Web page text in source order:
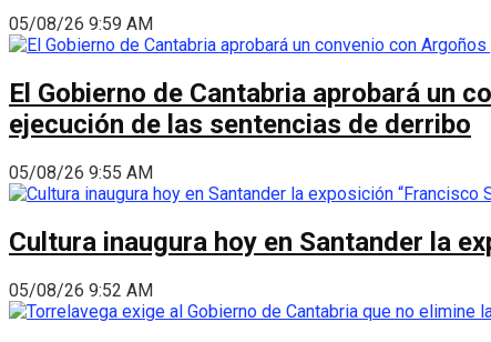
05/08/26 9:59 AM
El Gobierno de Cantabria aprobará un
ejecución de las sentencias de derribo
05/08/26 9:55 AM
Cultura inaugura hoy en Santander la
05/08/26 9:52 AM